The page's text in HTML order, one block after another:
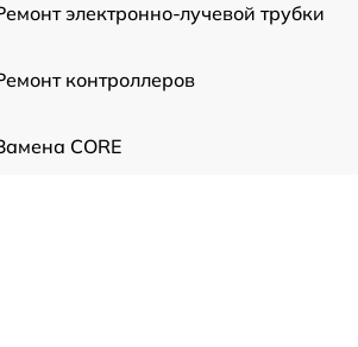
электронно-лучевой трубки
контроллеров
CORE